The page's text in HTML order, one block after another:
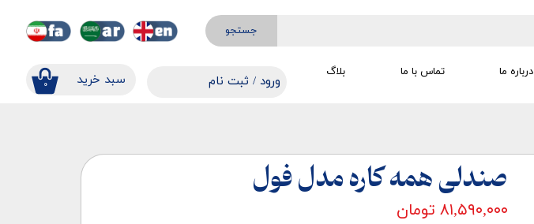
جستجو
۰ ​​سبد خرید ورود / ثبت نام
سفارشات
خروج از حساب کاربری
درباره ما تماس با ما بلاگ
صندلی همه کاره مدل فول
۸۱,۵۹۰,۰۰۰ تومان